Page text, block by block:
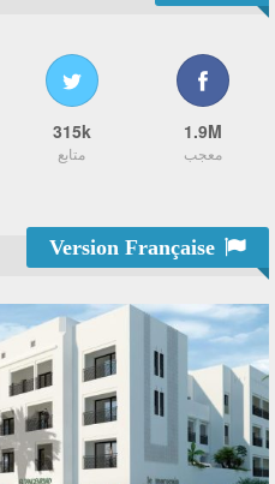
1.9M
معجب
315k
متابع